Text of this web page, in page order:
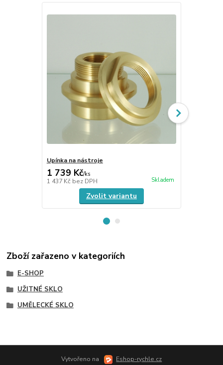
Upínka na nástroje
1 739 Kč/ks
1 437 Kč bez DPH Skladem
Zvolit variantu
Zboží zařazeno v kategoriích
E-SHOP
UŽITNÉ SKLO
UMĚLECKÉ SKLO
Vytvořeno na Eshop-rychle.cz